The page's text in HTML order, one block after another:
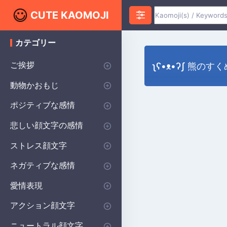
CUTE KAOMOJI
ʅʕ•ᴥ•ʔʃ 熊のすく
K
o
m
o
j
i
カテゴリー
ご挨拶
こんにちは
ありがとう
おはようございます
おやすみなさい
敬礼
手を振る
星
ハート
動物かおもじ
猫
犬
熊
鳥
うさぎ
魚
カエル
ネズミ
豚
羊
クモ
子犬
ポジティブな感情
幸せ
うぬぼれ
同意
興奮
希望に満ちた
愛
赤面
恥ずかしい
いいね
同情
笑う
輝き
悲しい顔文字の感情
悲しい顔文字
不幸
気難しい
泣いている
落ち込んでいる
傷ついた
ストレス顔文字
驚いた
混乱した
緊張した
疑わしい
恐ろしい
心配している
ショック・カオモジ
ネガティブな感情
怒り
不承認
いいねしない
嫌悪
愛情表現
ハグする
キスする
ラブアイ
ロマンチックなテキスト
ウィンク
応援する
アクション顔文字
運動する
踊る
魔法
走る
歌う
眠る
書き込み
お辞儀
ふわふわかおもじ